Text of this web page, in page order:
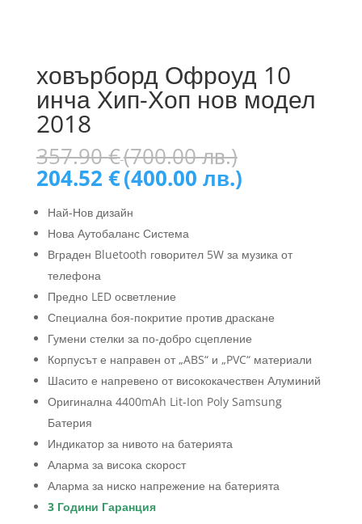
ховърборд Офроуд 10
инча Хип-Хоп нов модел
2018
357.90€(700.00 лв.)
лв.).
204.52 €(400.00 лв.)Текущата
(400.00
лв.).
Най-Нов дизайн
Нова Аутобаланс Система
Вграден Bluetooth говорител 5W за музика от
телефона
Предно LED осветление
Специална боя-покритие против драскане
Гумени стелки за по-добро сцепление
Корпусът е направен от „ABS“ и „PVC“ материали
Шасито е напревено от висококачествен Алуминий
Оригинална 4400mAh Lit-Ion Poly Samsung
Батерия
Индикатор за нивото на батерията
Аларма за висока скорост
Аларма за ниско напрежение на батерията
3 Години Гаранция